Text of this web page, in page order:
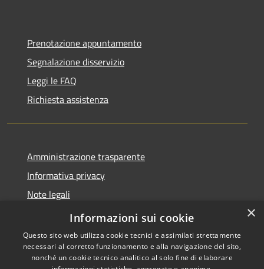
Prenotazione appuntamento
Segnalazione disservizio
Leggi le FAQ
Richiesta assistenza
Amministrazione trasparente
Informativa privacy
Note legali
Dichiarazione di accessibilità
×
Informazioni sui cookie
Questo sito web utilizza cookie tecnici e assimilati strettamente
necessari al corretto funzionamento e alla navigazione del sito,
nonché un cookie tecnico analitico al solo fine di elaborare